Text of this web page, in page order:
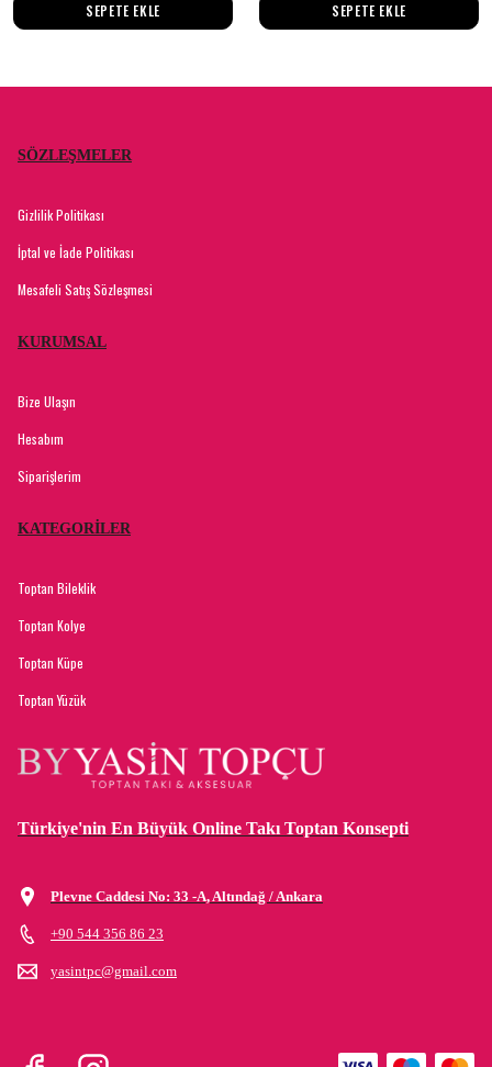
SEPETE EKLE SEPETE EKLE
SÖZLEŞMELER
Gizlilik Politikası
İptal ve İade Politikası
Mesafeli Satış Sözleşmesi
KURUMSAL
Bize Ulaşın
Hesabım
Siparişlerim
KATEGORİLER
Toptan Bileklik
Toptan Kolye
Toptan Küpe
Toptan Yüzük
Türkiye'nin En Büyük Online Takı Toptan Konsepti
Plevne Caddesi No: 33 -A, Altındağ / Ankara
+90 544 356 86 23
yasintpc@gmail.com